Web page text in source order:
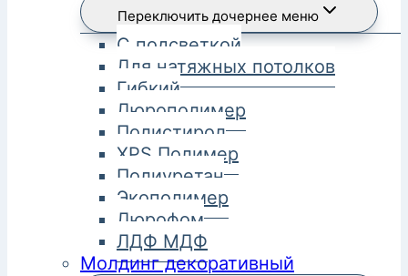
Переключить дочернее меню
С подсветкой
Для натяжных потолков
Гибкий
Дюрополимер
Полистирол
XPS Полимер
Полиуретан
Экополимер
Дюрофом
ЛДФ МДФ
Молдинг декоративный